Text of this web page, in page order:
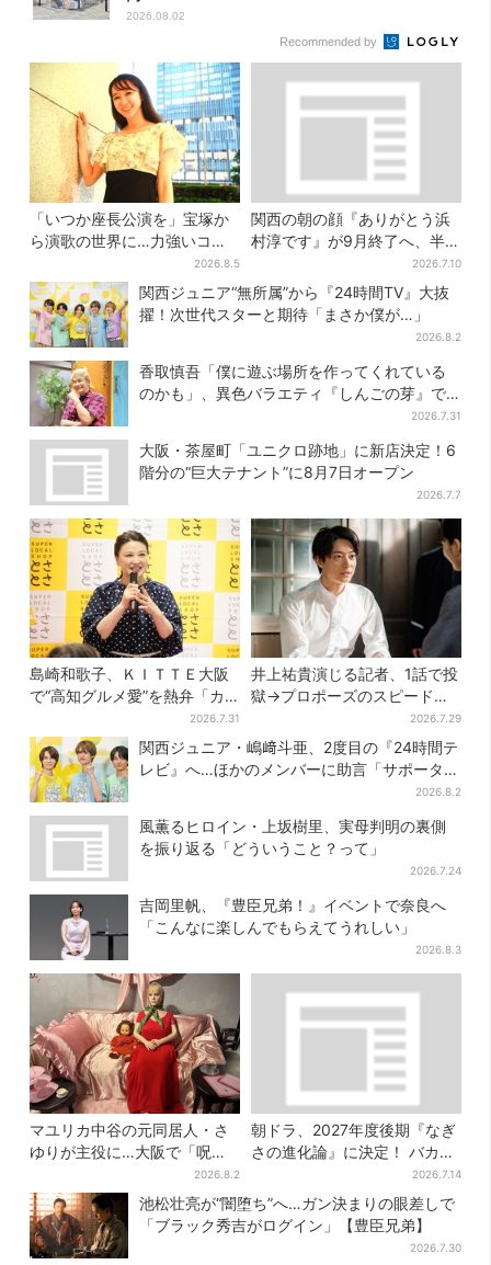
2026.08.02
Recommended by
「いつか座長公演を」宝塚か
ら演歌の世界に…力強いコブ
シで聴かせる有沙瞳の目指す
道とは
2026.8.5
関西の朝の顔『ありがとう浜
村淳です』が9月終了へ、半世
2026.7.10
関西ジュニア“無所属”から『24時間TV』大抜
擢！次世代スターと期待「まさか僕が…」
2026.8.2
香取慎吾「僕に遊ぶ場所を作ってくれている
のかも」、異色バラエティ『しんごの芽』で
2026.7.31
大阪・茶屋町「ユニクロ跡地」に新店決定！6
階分の“巨大テナント”に8月7日オープン
2026.7.7
島崎和歌子、ＫＩＴＴＥ大阪
で“高知グルメ愛”を熱弁「カ
ツオは塩派」「ちくキュウが
おつまみ」
2026.7.31
井上祐貴演じる記者、1話で投
獄→プロポーズのスピード感
に視聴者驚き「横沢さんだけ
怒涛すぎる」
2026.7.29
関西ジュニア・嶋﨑斗亜、2度目の『24時間テ
レビ』へ…ほかのメンバーに助言「サポーター
2026.8.2
風薫るヒロイン・上坂樹里、実母判明の裏側
を振り返る「どういうこと？って」
2026.7.24
吉岡里帆、『豊臣兄弟！』イベントで奈良へ
「こんなに楽しんでもらえてうれしい」
2026.8.3
マユリカ中谷の元同居人・さ
ゆりが主役に…大阪で「呪物
展」開催、コンセプトは“呪物
たちのお茶会”
2026.8.2
朝ドラ、2027年度後期『なぎ
さの進化論』に決定！ バカリ
ズム＆クドカンの間“未発
表”の期待作
2026.7.14
池松壮亮が“闇堕ち”へ…ガン決まりの眼差しで
「ブラック秀吉がログイン」【豊臣兄弟】
2026.7.30